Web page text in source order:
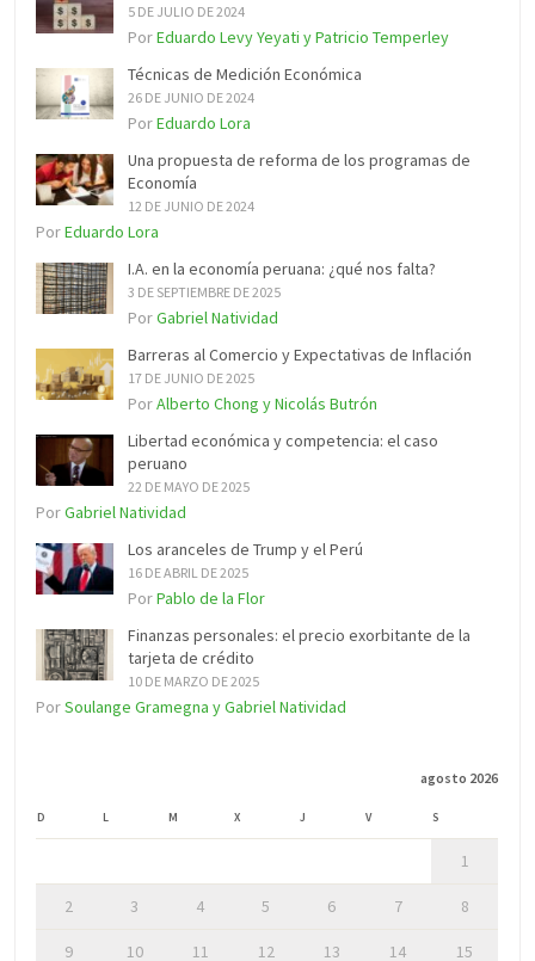
5 DE JULIO DE 2024
PorEduardo Levy Yeyati y Patricio Temperley
Técnicas de Medición Económica
26 DE JUNIO DE 2024
PorEduardo Lora
Una propuesta de reforma de los programas de
Economía
12 DE JUNIO DE 2024
PorEduardo Lora
I.A. en la economía peruana: ¿qué nos falta?
3 DE SEPTIEMBRE DE 2025
PorGabriel Natividad
Barreras al Comercio y Expectativas de Inflación
17 DE JUNIO DE 2025
PorAlberto Chong y Nicolás Butrón
Libertad económica y competencia: el caso
peruano
22 DE MAYO DE 2025
PorGabriel Natividad
Los aranceles de Trump y el Perú
16 DE ABRIL DE 2025
PorPablo de la Flor
Finanzas personales: el precio exorbitante de la
tarjeta de crédito
10 DE MARZO DE 2025
PorSoulange Gramegna y Gabriel Natividad
agosto 2026
D L M X J V S
1
2 3 4 5 6 7 8
9 10 11 12 13 14 15